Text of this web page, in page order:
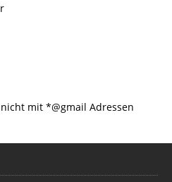
mit *@gmail Adressen